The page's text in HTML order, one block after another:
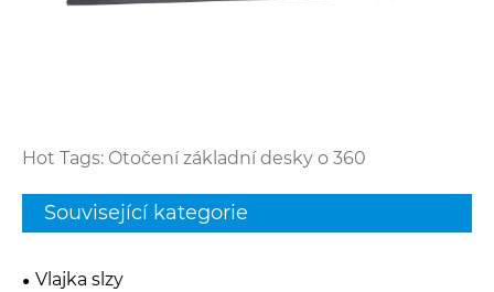
Hot Tags: Otočení základní desky o 360
Související kategorie
Vlajka slzy